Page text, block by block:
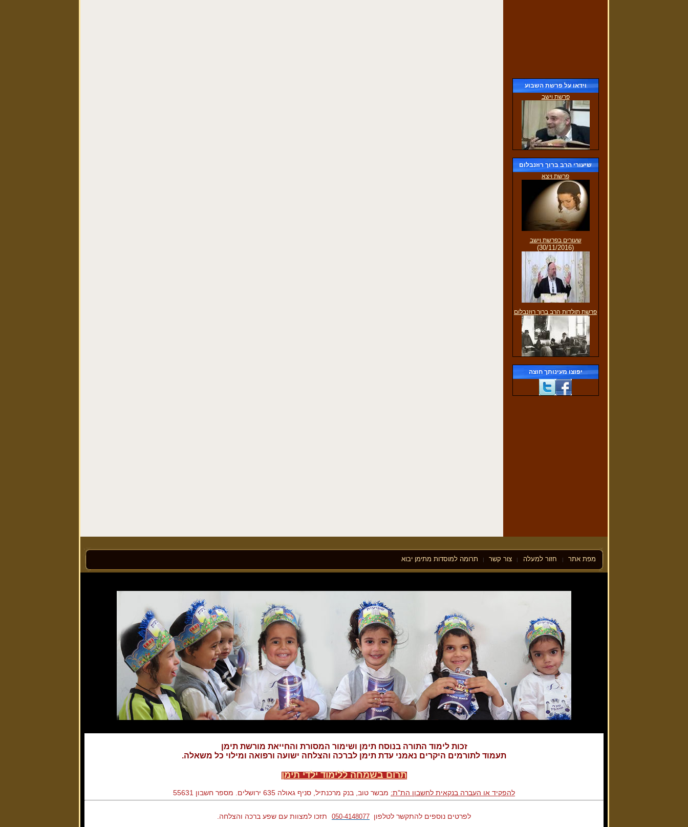
וידאו על פרשת השבוע
פרשת וישב
שיעורי הרב ברוך רוזנבלום
פרשת ויצא
שעורים בפרשת וישב
(30/11/2016)
פרשת תולדות הרב ברוך רוזנבלום
פרשת וישלח
יפוצו מעינותך חוצה
מפת אתר | חזור למעלה | צור קשר | תרומה למוסדות מתימן יבוא
זכות לימוד התורה בנוסח תימן ושימור המסורת והחייאת מורשת תימן
תעמוד לתורמים היקרים נאמני עדת תימן לברכה והצלחה ישועה ורפואה ומילוי כל משאלה.
תרום בשמחה ללימוד ילדי תימן
להפקיד או העברה בנקאית לחשבון הת"ת: מבשר טוב, בנק מרכנתיל, סניף גאולה 635 ירושלים. מספר חשבון 55631
לפרטים נוספים להתקשר לטלפון 050-4148077
תזכו למצוות עם שפע ברכה והצלחה.